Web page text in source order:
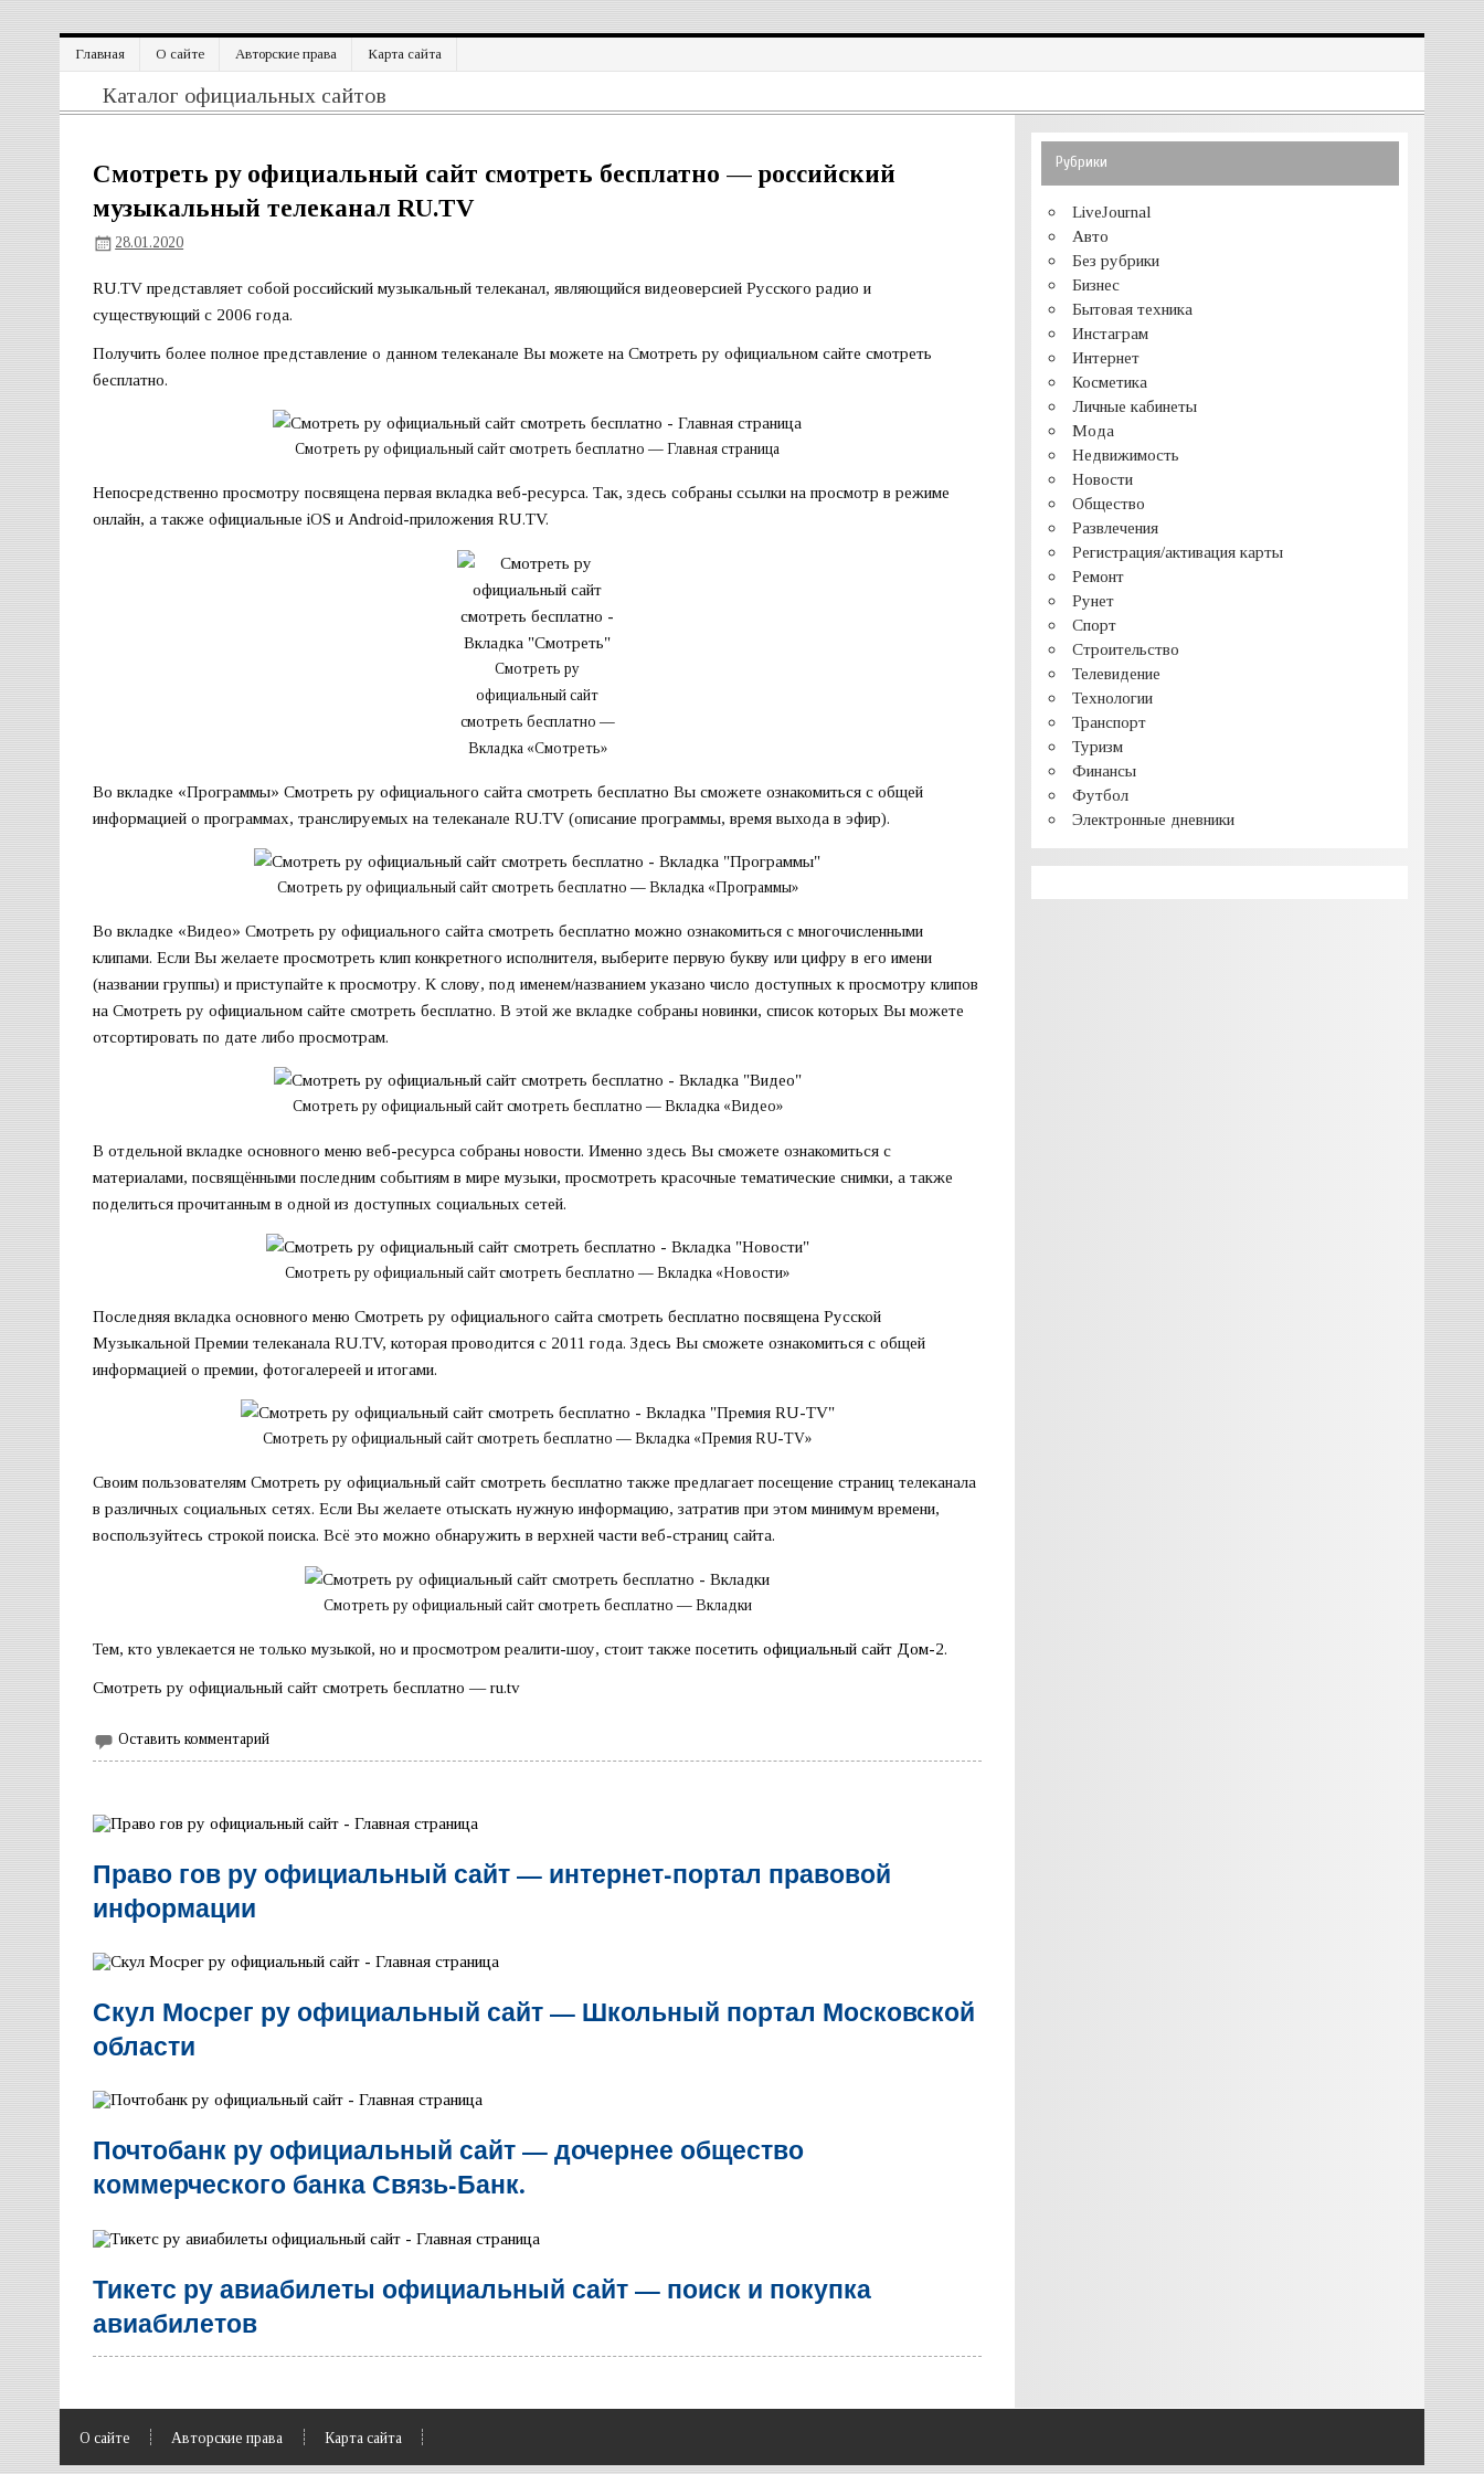
содержимому
Главная О сайте Авторские права Карта сайта
Официальный сайт
Каталог официальных сайтов
Смотреть ру официальный сайт смотреть бесплатно — российский
музыкальный телеканал RU.TV
28.01.2020
RU.TV представляет собой российский музыкальный телеканал, являющийся видеоверсией Русского радио и
существующий с 2006 года.
Получить более полное представление о данном телеканале Вы можете на Смотреть ру официальном сайте смотреть
бесплатно.
Смотреть ру официальный сайт смотреть бесплатно — Главная страница
Непосредственно просмотру посвящена первая вкладка веб-ресурса. Так, здесь собраны ссылки на просмотр в режиме
онлайн, а также официальные iOS и Android-приложения RU.TV.
Смотреть ру
официальный сайт
смотреть бесплатно —
Вкладка «Смотреть»
Во вкладке «Программы» Смотреть ру официального сайта смотреть бесплатно Вы сможете ознакомиться с общей
информацией о программах, транслируемых на телеканале RU.TV (описание программы, время выхода в эфир).
Смотреть ру официальный сайт смотреть бесплатно — Вкладка «Программы»
Во вкладке «Видео» Смотреть ру официального сайта смотреть бесплатно можно ознакомиться с многочисленными
клипами. Если Вы желаете просмотреть клип конкретного исполнителя, выберите первую букву или цифру в его имени
(названии группы) и приступайте к просмотру. К слову, под именем/названием указано число доступных к просмотру клипов
на Смотреть ру официальном сайте смотреть бесплатно. В этой же вкладке собраны новинки, список которых Вы можете
отсортировать по дате либо просмотрам.
Смотреть ру официальный сайт смотреть бесплатно — Вкладка «Видео»
В отдельной вкладке основного меню веб-ресурса собраны новости. Именно здесь Вы сможете ознакомиться с
материалами, посвящёнными последним событиям в мире музыки, просмотреть красочные тематические снимки, а также
поделиться прочитанным в одной из доступных социальных сетей.
Смотреть ру официальный сайт смотреть бесплатно — Вкладка «Новости»
Последняя вкладка основного меню Смотреть ру официального сайта смотреть бесплатно посвящена Русской
Музыкальной Премии телеканала RU.TV, которая проводится с 2011 года. Здесь Вы сможете ознакомиться с общей
информацией о премии, фотогалереей и итогами.
Смотреть ру официальный сайт смотреть бесплатно — Вкладка «Премия RU-TV»
Своим пользователям Смотреть ру официальный сайт смотреть бесплатно также предлагает посещение страниц телеканала
в различных социальных сетях. Если Вы желаете отыскать нужную информацию, затратив при этом минимум времени,
воспользуйтесь строкой поиска. Всё это можно обнаружить в верхней части веб-страниц сайта.
Смотреть ру официальный сайт смотреть бесплатно — Вкладки
Тем, кто увлекается не только музыкой, но и просмотром реалити-шоу, стоит также посетитьофициальный сайт Дом-2.
Смотреть ру официальный сайт смотреть бесплатно — ru.tv
Оставить комментарий
Право гов ру официальный сайт — интернет-портал правовой
информации
Скул Мосрег ру официальный сайт — Школьный портал Московской
области
Почтобанк ру официальный сайт — дочернее общество
коммерческого банка Связь-Банк.
Тикетс ру авиабилеты официальный сайт — поиск и покупка
авиабилетов
Рубрики
LiveJournal
Авто
Без рубрики
Бизнес
Бытовая техника
Инстаграм
Интернет
Косметика
Личные кабинеты
Мода
Недвижимость
Новости
Общество
Развлечения
Регистрация/активация карты
Ремонт
Рунет
Спорт
Строительство
Телевидение
Технологии
Транспорт
Туризм
Финансы
Футбол
Электронные дневники
О сайте Авторские права Карта сайта